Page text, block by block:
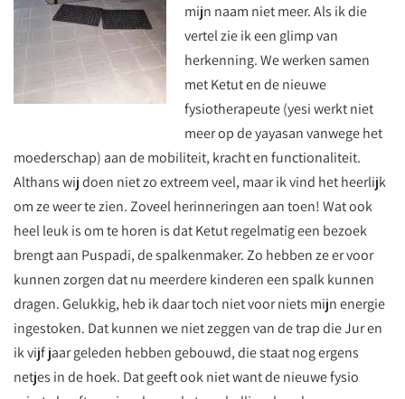
mijn naam niet meer. Als ik die
vertel zie ik een glimp van
herkenning. We werken samen
met Ketut en de nieuwe
fysiotherapeute (yesi werkt niet
meer op de yayasan vanwege het
moederschap) aan de mobiliteit, kracht en functionaliteit.
Althans wij doen niet zo extreem veel, maar ik vind het heerlijk
om ze weer te zien. Zoveel herinneringen aan toen! Wat ook
heel leuk is om te horen is dat Ketut regelmatig een bezoek
brengt aan Puspadi, de spalkenmaker. Zo hebben ze er voor
kunnen zorgen dat nu meerdere kinderen een spalk kunnen
dragen. Gelukkig, heb ik daar toch niet voor niets mijn energie
ingestoken. Dat kunnen we niet zeggen van de trap die Jur en
ik vijf jaar geleden hebben gebouwd, die staat nog ergens
netjes in de hoek. Dat geeft ook niet want de nieuwe fysio